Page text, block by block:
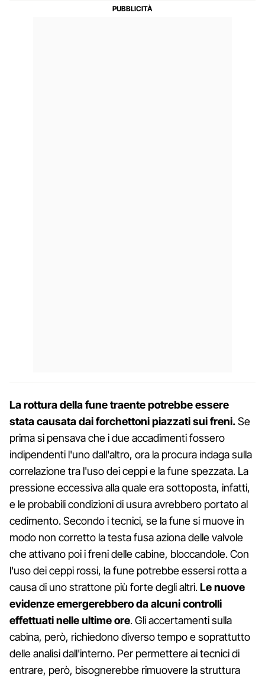
La rottura della fune traente potrebbe essere
stata causata dai forchettoni piazzati sui freni.Se
prima si pensava che i due accadimenti fossero
indipendenti l'uno dall'altro, ora la procura indaga sulla
correlazione tra l'uso dei ceppi e la fune spezzata. La
pressione eccessiva alla quale era sottoposta, infatti,
e le probabili condizioni di usura avrebbero portato al
cedimento. Secondo i tecnici, se la fune si muove in
modo non corretto la testa fusa aziona delle valvole
che attivano poi i freni delle cabine, bloccandole. Con
l'uso dei ceppi rossi, la fune potrebbe essersi rotta a
causa di uno strattone più forte degli altri.Le nuove
evidenze emergerebbero da alcuni controlli
effettuati nelle ultime ore. Gli accertamenti sulla
cabina, però, richiedono diverso tempo e soprattutto
delle analisi dall'interno. Per permettere ai tecnici di
entrare, però, bisognerebbe rimuovere la struttura